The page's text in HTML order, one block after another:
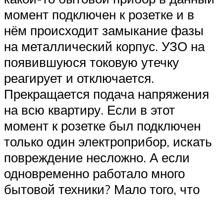
момент подключен к розетке и в
нём происходит замыкание фазы
на металлический корпус. УЗО на
появившуюся токовую утечку
реагирует и отключается.
Прекращается подача напряжения
на всю квартиру. Если в этот
момент к розетке был подключен
только один электроприбор, искать
повреждение несложно. А если
одновременно работало много
бытовой техники? Мало того, что